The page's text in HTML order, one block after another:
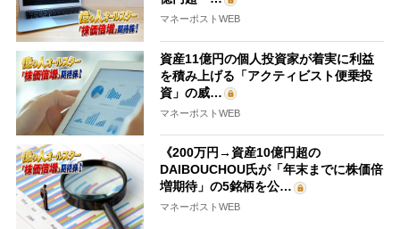
マネーポストWEB
資産11億円の個人投資家が着実に利益
を積み上げる「アクティビスト便乗投
資」の威…
マネーポストWEB
《200万円→資産10億円超の
DAIBOUCHOU氏が「年末までに株価倍
増期待」の5銘柄を公…
マネーポストWEB